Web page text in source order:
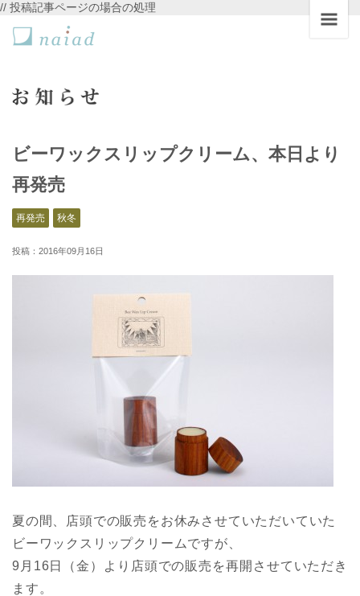
// 投稿記事ページの場合の処理
ビーワックスリップクリーム、本日より
再発売
再発売 秋冬
投稿：2016年09月16日
夏の間、店頭での販売をお休みさせていただいていた
ビーワックスリップクリームですが、
9月16日（金）より店頭での販売を再開させていただき
ます。